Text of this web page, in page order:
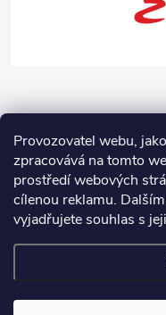
Provozovatel webu,
zpracovává na tomto
prostředí webových
cílenou reklamu.
vyjadřujete souhlas s